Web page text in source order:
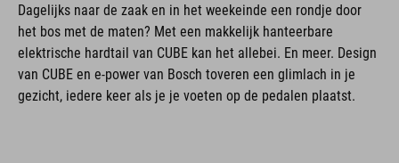
Dagelijks naar de zaak en in het weekeinde een rondje door
het bos met de maten? Met een makkelijk hanteerbare
elektrische hardtail van CUBE kan het allebei. En meer. Design
van CUBE en e-power van Bosch toveren een glimlach in je
gezicht, iedere keer als je je voeten op de pedalen plaatst.